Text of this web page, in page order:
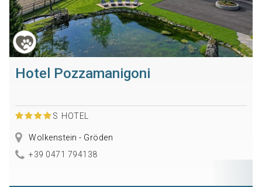
Hotel Pozzamanigoni
S HOTEL
Wolkenstein - Gröden
+39 0471 794138